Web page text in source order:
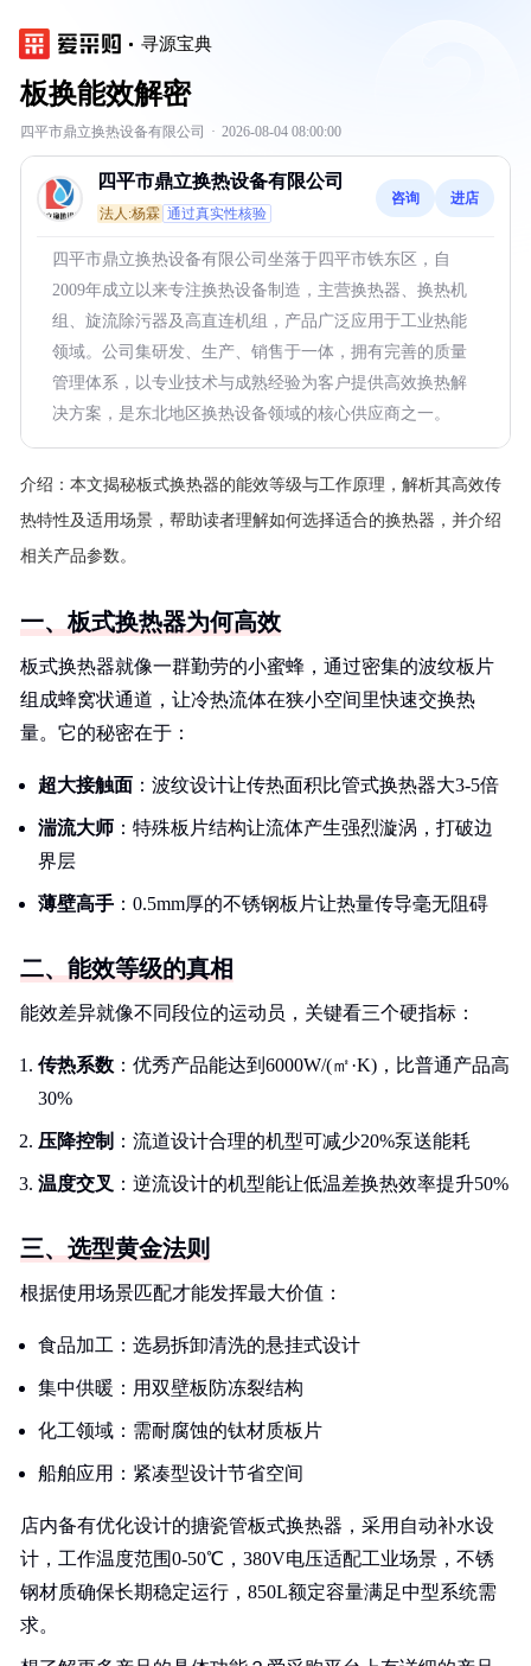
寻源宝典
板换能效解密
四平市鼎立换热设备有限公司 · 2026-08-04 08:00:00
四平市鼎立换热设备有限公司
法人:杨霖 通过真实性核验
咨询 进店
四平市鼎立换热设备有限公司坐落于四平市铁东区，自
2009年成立以来专注换热设备制造，主营换热器、换热机
组、旋流除污器及高直连机组，产品广泛应用于工业热能
领域。公司集研发、生产、销售于一体，拥有完善的质量
管理体系，以专业技术与成熟经验为客户提供高效换热解
决方案，是东北地区换热设备领域的核心供应商之一。
介绍： 本文揭秘板式换热器的能效等级与工作原理，解析其高效传
热特性及适用场景，帮助读者理解如何选择适合的换热器，并介绍
相关产品参数。
一、板式换热器为何高效
板式换热器就像一群勤劳的小蜜蜂，通过密集的波纹板片
组成蜂窝状通道，让冷热流体在狭小空间里快速交换热
量。它的秘密在于：
超大接触面 ：波纹设计让传热面积比管式换热器大3-5倍
湍流大师 ：特殊板片结构让流体产生强烈漩涡，打破边
界层
薄壁高手 ：0.5mm厚的不锈钢板片让热量传导毫无阻碍
二、能效等级的真相
能效差异就像不同段位的运动员，关键看三个硬指标：
传热系数 ：优秀产品能达到6000W/(㎡·K)，比普通产品高
30%
压降控制 ：流道设计合理的机型可减少20%泵送能耗
温度交叉 ：逆流设计的机型能让低温差换热效率提升50%
三、选型黄金法则
根据使用场景匹配才能发挥最大价值：
食品加工：选易拆卸清洗的悬挂式设计
集中供暖：用双壁板防冻裂结构
化工领域：需耐腐蚀的钛材质板片
船舶应用：紧凑型设计节省空间
店内备有优化设计的搪瓷管板式换热器，采用自动补水设
计，工作温度范围0-50℃，380V电压适配工业场景，不锈
钢材质确保长期稳定运行，850L额定容量满足中型系统需
求。